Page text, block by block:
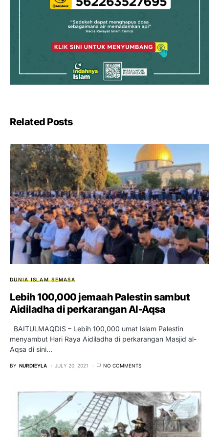
Related Posts
DUNIA ISLAM SEMASA
Lebih 100,000 jemaah Palestin sambut
Aidiladha di perkarangan Al-Aqsa
BAITULMAQDIS – Lebih 100,000 umat Islam Palestin
menyambut Hari Raya Aidiladha di perkarangan Masjid al-
Aqsa di sini…
BY NURDIEYLA JULY 20, 2021 NO COMMENTS